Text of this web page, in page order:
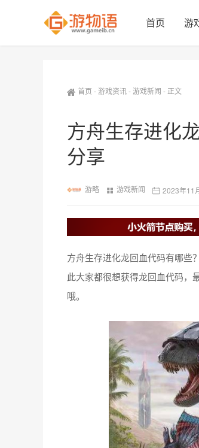
首页 游
首页 -游戏资讯-游戏新闻 - 正文
方舟生存进化
分享
游略 游戏新闻 2023年11
方舟生存进化龙回血代码有哪些
此大家都很想获得龙回血代码，
哦。